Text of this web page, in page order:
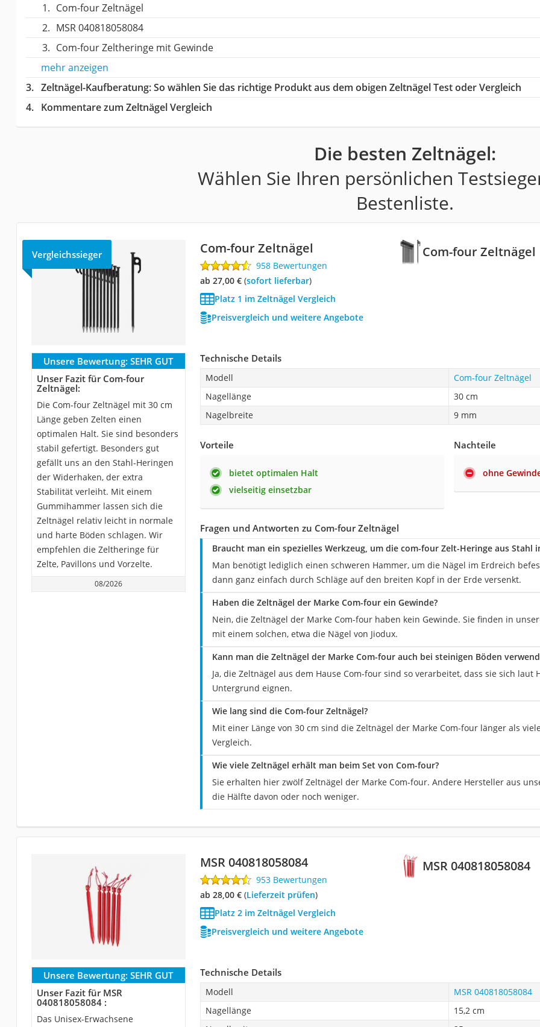
Com-four Zeltnägel
MSR 040818058084
Com-four Zeltheringe mit Gewinde
mehr anzeigen
Zeltnägel-Kaufberatung: So wählen Sie das richtige Produkt aus dem obigen Zeltnägel Test oder Vergleich
Kommentare zum Zeltnägel Vergleich
Die besten Zeltnägel:
Wählen Sie Ihren persönlichen
Bestenliste.
Com-four Zeltnägel
Vergleichssieger Com-four Zeltnägel
958 Bewertungen
ab 27,00 €( Sofort lieferbar)
Platz 1 im Zeltnägel Vergleich
Preisvergleich und weitere Angebote
Unsere Bewertung: SEHR GUT
Unser Fazit für Com-four
Zeltnägel:
Die Com-four Zeltnägel mit 30 cm
Länge geben Zelten einen
optimalen Halt. Sie sind besonders
stabil gefertigt. Besonders gut
gefällt uns an den Stahl-Heringen
der Widerhaken, der extra
Stabilität verleiht. Mit einem
Gummihammer lassen sich die
Zeltnägel relativ leicht in normale
und harte Böden schlagen. Wir
empfehlen die Zeltheringe für
Zelte, Pavillons und Vorzelte.
08/2026
Technische Details
Modell
Com-four Zeltnägel
Nagellänge
30 cm
Nagelbreite
9 mm
Vorteile
bietet optimalen Halt
vielseitig einsetzbar
Nachteile
ohne
Fragen und Antworten zu Com-four Zeltnägel
Braucht man ein spezielles Werkzeug, um die com-four Zelt-Heringe aus Stahl
Man benötigt lediglich einen schweren Hammer, um die Nägel im Erdreich
dann ganz einfach durch Schläge auf den breiten Kopf in der Erde versenkt.
Haben die Zeltnägel der Marke Com-four ein Gewinde?
Nein, die Zeltnägel der Marke Com-four haben kein Gewinde. Sie finden in
mit einem solchen, etwa die Nägel von Jiodux.
Kann man die Zeltnägel der Marke Com-four auch bei steinigen Böden
Ja, die Zeltnägel aus dem Hause Com-four sind so verarbeitet, dass sie sich
Untergrund eignen.
Wie lang sind die Com-four Zeltnägel?
Mit einer Länge von 30 cm sind die Zeltnägel der Marke Com-four länger als
Vergleich.
Wie viele Zeltnägel erhält man beim Set von Com-four?
Sie erhalten hier zwölf Zeltnägel der Marke Com-four. Andere Hersteller aus
die Hälfte davon oder noch weniger.
MSR 040818058084
MSR 040818058084
953 Bewertungen
ab 28,00 €(Lieferzeit prüfen)
Platz 2 im Zeltnägel Vergleich
Preisvergleich und weitere Angebote
Unsere Bewertung: SEHR GUT
Unser Fazit für MSR
040818058084 :
Das Unisex-Erwachsene
Technische Details
Modell
MSR 040818058084
Nagellänge
15,2 cm